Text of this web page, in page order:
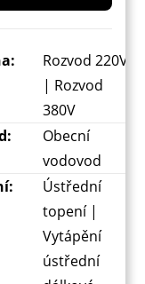
Rozvod 220V
| Rozvod
380V
Obecní
vodovod
Ústřední
topení |
Vytápění
ústřední